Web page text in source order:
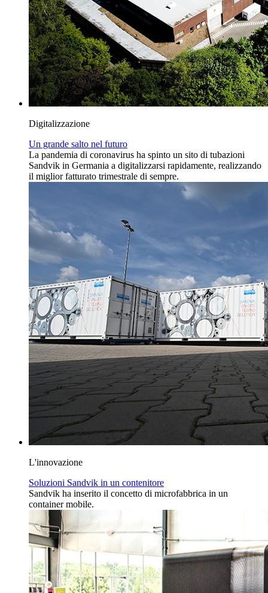
Digitalizzazione
Un grande salto nel futuro
La pandemia di coronavirus ha spinto un sito di tubazioni
Sandvik in Germania a digitalizzarsi rapidamente, realizzando
il miglior fatturato trimestrale di sempre.
L'innovazione
Soluzioni Sandvik in un contenitore
Sandvik ha inserito il concetto di microfabbrica in un
container mobile.